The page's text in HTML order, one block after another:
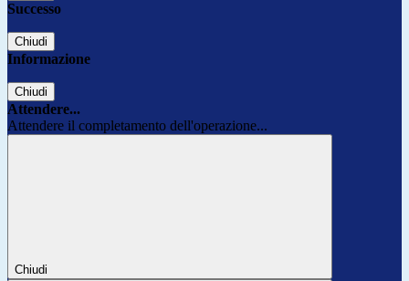
Successo
Chiudi
Informazione
Chiudi
Attendere...
Attendere il completamento dell'operazione...
Chiudi